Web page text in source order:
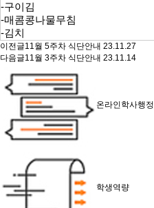
-구이김
-매콤콩나물무침
-김치
이전글11월 5주차 식단안내 23.11.27
다음글11월 3주차 식단안내 23.11.14
온라인학사행정
학생역량